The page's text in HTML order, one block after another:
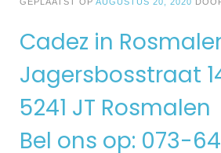
Cadez in
Jagersbosstraat
5241 JT Rosmalen
Bel ons op: 073-